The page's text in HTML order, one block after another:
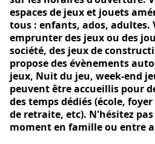
espaces de jeux et jouets
tous : enfants, ados, adultes.
emprunter des jeux ou des
société, des jeux de
propose des évènements
jeux, Nuit du jeu, week-end
peuvent être accueillis pour
des temps dédiés (école,
de retraite, etc). N'hésitez
moment en famille ou entre